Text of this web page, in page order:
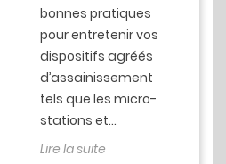
bonnes pratiques
pour entretenir vos
dispositifs agréés
d’assainissement
tels que les micro-
stations et...
Lire la suite